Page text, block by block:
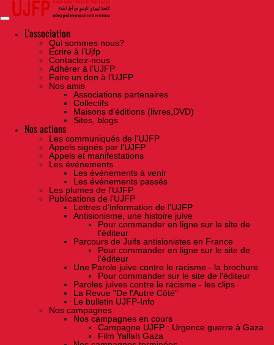
Skip
the
contentL'association
Qui sommes nous?
Ecrire à l’Ujfp
Contactez-nous
Adhérer à l’UJFP
Faire un don à l’UJFP
Nos amis
Associations partenaires
Collectifs
Maisons d’éditions (livres,DVD)
Sites, blogs
Nos actions
Les communiqués de l'UJFP
Appels signés par l'UJFP
Appels et manifestations
Les événements
Les événements à venir
Les événements passés
Les plumes de l'UJFP
Publications de l'UJFP
Lettres d'information de l'UJFP
Antisionisme, une histoire juive
Pour commander en ligne sur le site de
l'éditeur
Parcours de Juifs antisionistes en France
Pour commander en ligne sur le site de
l'éditeur
Une Parole juive contre le racisme - la brochure
Pour commander sur le site de l'éditeur
Paroles juives contre le racisme - les clips
La Revue "De l'Autre Côté"
Le bulletin UJFP-Info
Nos campagnes
Nos campagnes en cours
Campagne UJFP : Urgence guerre à Gaza
Film Yallah Gaza